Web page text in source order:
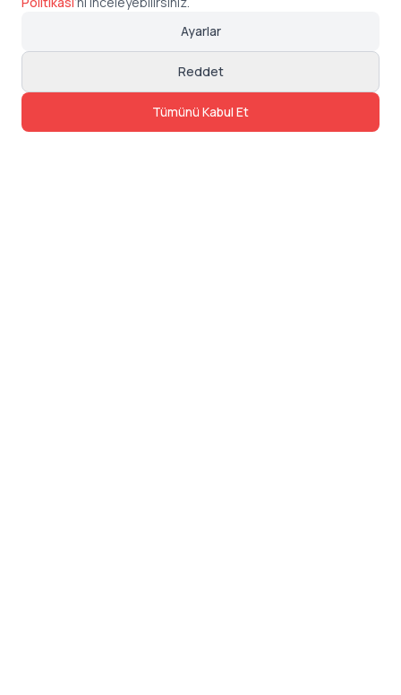
Ayarlar
Reddet
Tümünü Kabul Et